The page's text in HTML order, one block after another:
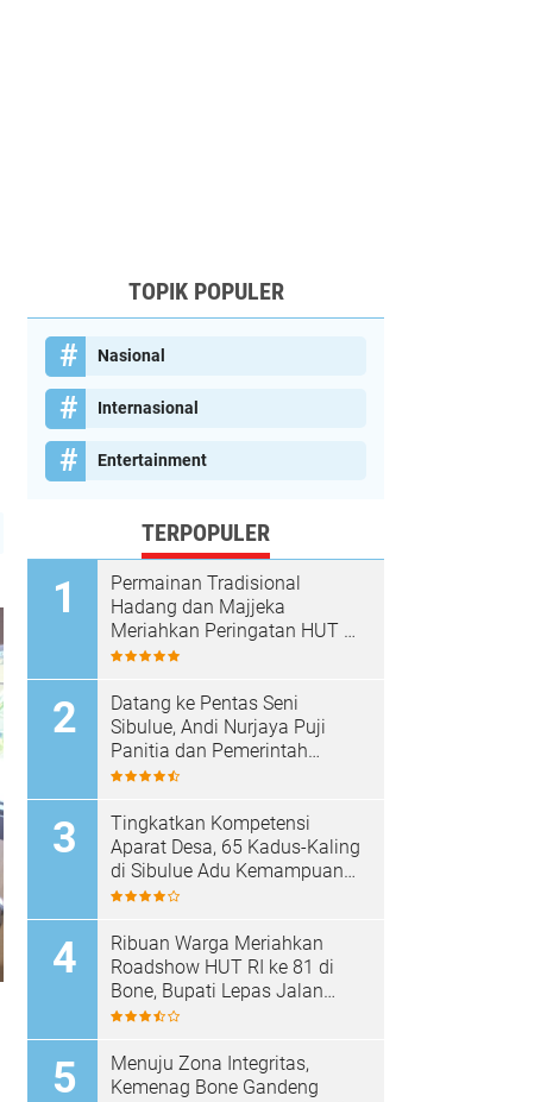
TOPIK POPULER
Nasional
Internasional
Entertainment
TERPOPULER
Permainan Tradisional
Hadang dan Majjeka
Meriahkan Peringatan HUT RI
di Sibulue
Datang ke Pentas Seni
Sibulue, Andi Nurjaya Puji
Panitia dan Pemerintah
Kecamatan
Tingkatkan Kompetensi
Aparat Desa, 65 Kadus-Kaling
di Sibulue Adu Kemampuan
Berpidato
Ribuan Warga Meriahkan
Roadshow HUT RI ke 81 di
Bone, Bupati Lepas Jalan
Santai
Menuju Zona Integritas,
Kemenag Bone Gandeng